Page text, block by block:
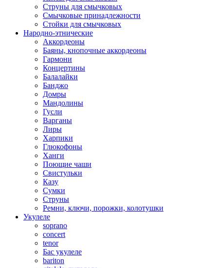
Струны для смычковых
Смычковые принадлежности
Стойки для смычковых
Народно-этнические
Аккордеоны
Баяны, кнопочные аккордеоны
Гармони
Концертины
Балалайки
Банджо
Домры
Мандолины
Гусли
Варганы
Лиры
Харпики
Глюкофоны
Ханги
Поющие чаши
Свистульки
Казу
Сумки
Струны
Ремни, ключи, порожки, колотушки
Укулеле
soprano
concert
tenor
Бас укулеле
bariton